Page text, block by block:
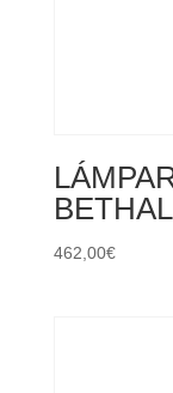
462,00€